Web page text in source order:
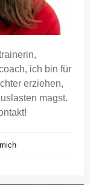
ich bin für
erziehen,
magst.